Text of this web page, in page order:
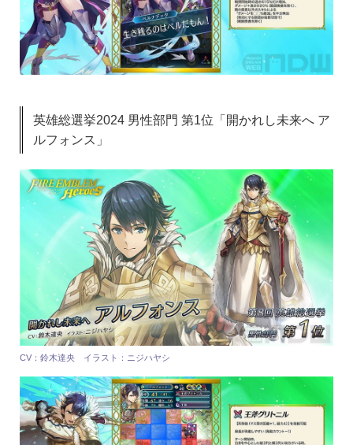
英雄総選挙2024 男性部門 第1位「開かれし未来へ ア
ルフォンス」
CV：鈴木達央 イラスト：ニジハヤシ